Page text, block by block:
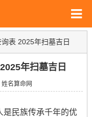
表 2025年扫墓吉日
年扫墓吉日
姓名算命网
是民族传承千年的优